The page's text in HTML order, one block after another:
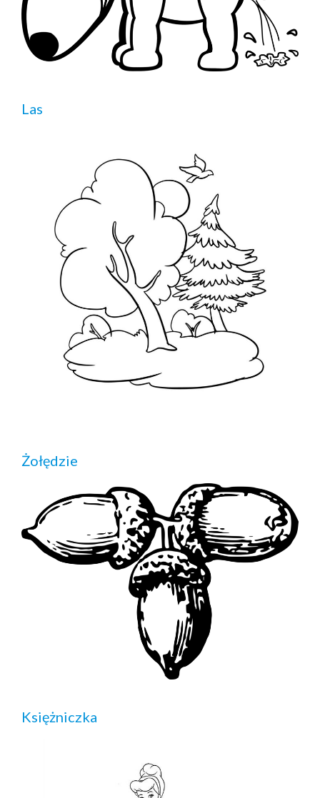
Las
Żołędzie
Księżniczka